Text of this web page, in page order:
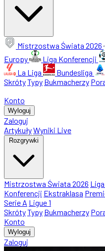
Mistrzostwa Świata 2026
Europy
Liga Konferencji
La Liga
Bundesliga
SkrótyTypy Bukmacherzy
Konto
Wyloguj
Zaloguj
ArtykułyWyniki Live
Rozgrywki
Mistrzostwa Świata 2026
Konferencji Ekstraklasa
Serie A Ligue 1
SkrótyTypy Bukmacherzy
Konto
Wyloguj
Zaloguj